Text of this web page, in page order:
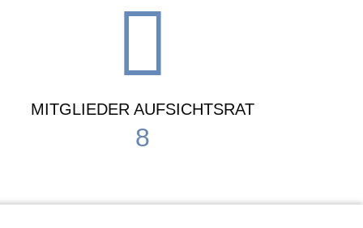
MITGLIEDER AUFSICHTSRAT
8